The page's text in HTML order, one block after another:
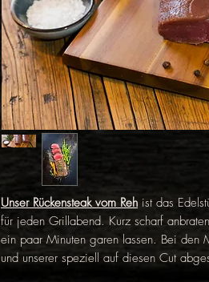
Unser Rückensteak vom Reh ist das
für jeden Grillabend. Kurz scharf
ein paar Minuten garen lassen. Bei den
und unserer speziell auf diesen Cut